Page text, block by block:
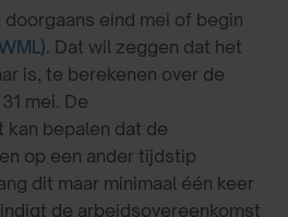
eind mei of begin
. Dat wil zeggen dat het
is, te berekenen over de
mei. De
bepalen dat de
op een ander tijdstip
dit maar minimaal één keer
de arbeidsovereenkomst